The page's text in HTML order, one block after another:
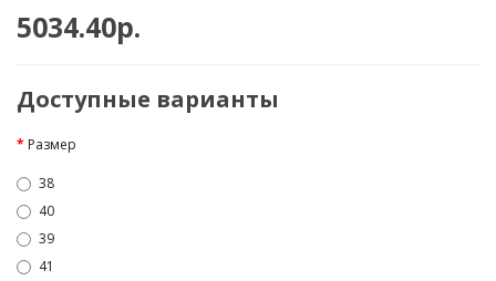
5034.40р.
Доступные варианты
Размер
38
40
39
41